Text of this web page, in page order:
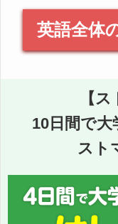
英語全体
【
10日間で大
スト